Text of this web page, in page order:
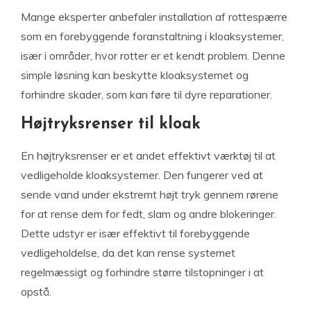
Mange eksperter anbefaler installation af rottespærre
som en forebyggende foranstaltning i kloaksystemer,
især i områder, hvor rotter er et kendt problem. Denne
simple løsning kan beskytte kloaksystemet og
forhindre skader, som kan føre til dyre reparationer.
Højtryksrenser til kloak
En højtryksrenser er et andet effektivt værktøj til at
vedligeholde kloaksystemer. Den fungerer ved at
sende vand under ekstremt højt tryk gennem rørene
for at rense dem for fedt, slam og andre blokeringer.
Dette udstyr er især effektivt til forebyggende
vedligeholdelse, da det kan rense systemet
regelmæssigt og forhindre større tilstopninger i at
opstå.